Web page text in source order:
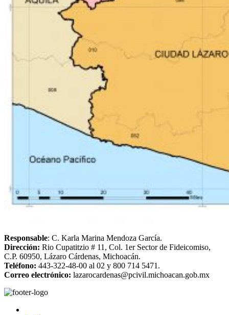
Responsable: C. Karla Marina Mendoza García.
Dirección: Rio Cupatitzio # 11, Col. 1er Sector de Fideicomiso,
C.P. 60950, Lázaro Cárdenas, Michoacán.
Teléfono: 443-322-48-00 al 02 y 800 714 5471.
Correo electrónico: lazarocardenas@pcivil.michoacan.gob.mx